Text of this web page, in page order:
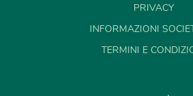
PRIVACY
INFORMAZIONI
TERMINI E